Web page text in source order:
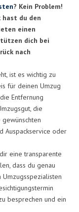
? Kein Problem!
hast du den
einen
dich bei
nach
ist es wichtig zu
für deinen Umzug
Entfernung
die
Auspackservice oder
eine transparente
dass du genau
besprechen und ein